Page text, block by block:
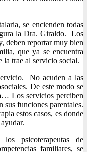
se encienden todas
la Dra. Giraldo. Los
deben reportar muy bien
que ya se encuentra
la trae al servicio social.
No acuden a las
De este modo se
… Los servicios perciben
sus funciones parentales.
estos casos, es donde
psicoterapeutas de
familiares, se